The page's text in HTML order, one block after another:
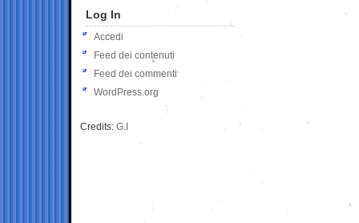
Log In
Accedi
Feed dei contenuti
Feed dei commenti
WordPress.org
Credits: G.I